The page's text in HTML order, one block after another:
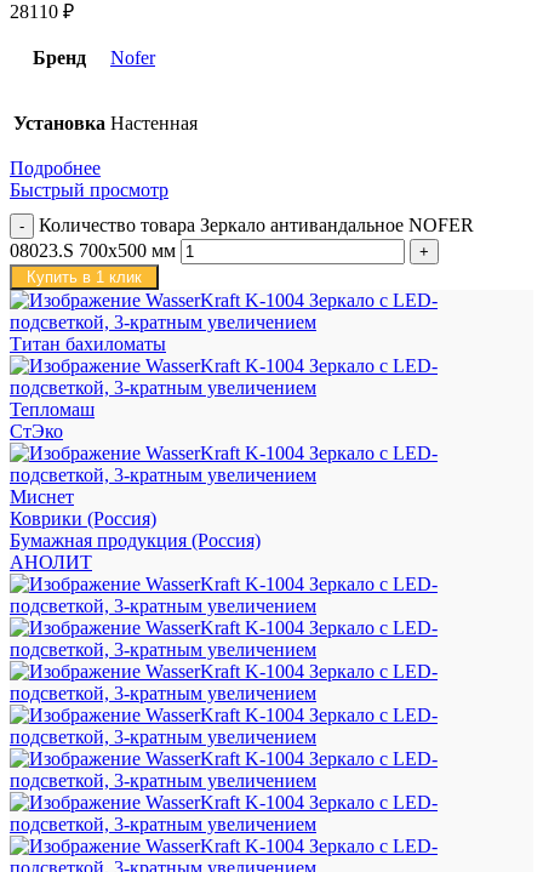
28110 ₽
Бренд Nofer
Установка Настенная
Подробнее
Быстрый просмотр
Количество товара Зеркало антивандальное NOFER
08023.S 700х500 мм
Купить в 1 клик
Титан бахиломаты
Тепломаш
СтЭко
Миснет
Коврики (Россия)
Бумажная продукция (Россия)
АНОЛИТ